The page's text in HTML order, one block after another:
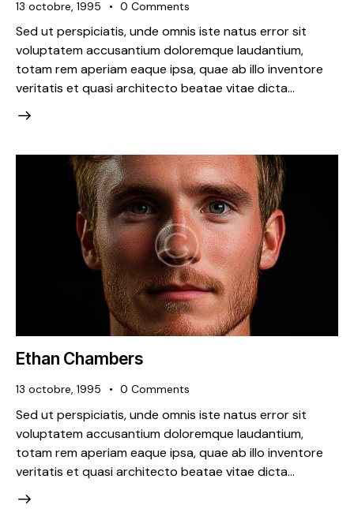
13 octobre, 1995 0 Comments
Sed ut perspiciatis, unde omnis iste natus error sit
voluptatem accusantium doloremque laudantium,
totam rem aperiam eaque ipsa, quae ab illo inventore
veritatis et quasi architecto beatae vitae dicta…
Ethan Chambers
13 octobre, 1995 0 Comments
Sed ut perspiciatis, unde omnis iste natus error sit
voluptatem accusantium doloremque laudantium,
totam rem aperiam eaque ipsa, quae ab illo inventore
veritatis et quasi architecto beatae vitae dicta…